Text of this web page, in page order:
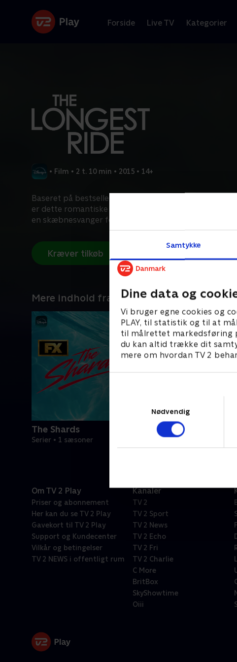
Samtykke
Dine data og
Vi bruger egne cookies og
PLAY, til statistik og til at
til målrettet markedsføring
du kan altid trække dit
mere om hvordan TV 2
Nødvendig
Forside Live TV Kategorier
• Film • 2 t. 10 min • 2015 • 14+
Baseret på bestselleren af ​​mesterfortælleren Nicholas
er dette romantiske drama centreret om et ungt par,
en skæbnesvanger forbindelse, der ændrer deres liv
Kræver tilkøb
Mere indhold fra Disney+
The Shards
Serier • 1 sæsoner
Om TV 2 Play
Priser og abonnement
Her kan du se TV 2 Play
Gavekort til TV 2 Play
Support og Kundecenter
Vilkår og betingelser
TV 2 NEWS i offentligt rum
Kanaler
TV 2
TV 2 Sport
TV 2 News
TV 2 Echo
TV 2 Fri
TV 2 Charlie
C More
BritBox
SkyShowtime
Oiii